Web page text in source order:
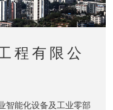
程有限公
智能化设备及工业零部